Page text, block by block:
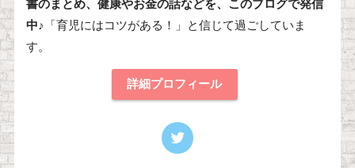
書のまとめ、健康やお金の話などを、このブログで発信
中♪
「育児にはコツがある！」と信じて過ごしていま
す。
詳細プロフィール